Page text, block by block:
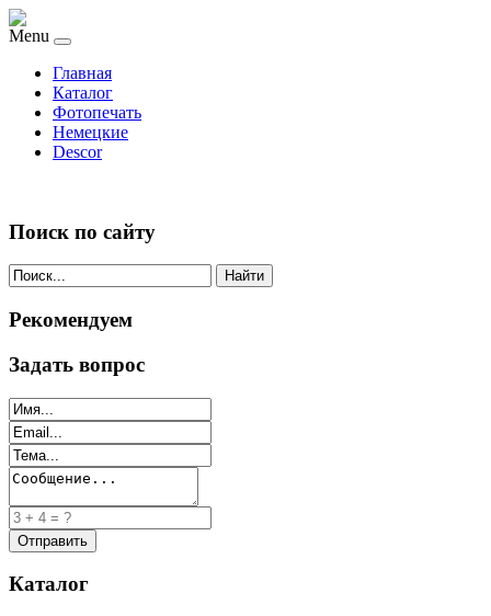
Menu
Главная
Каталог
Фотопечать
Немецкие
Descor
Поиск по сайту
Найти
Рекомендуем
Задать вопрос
Каталог